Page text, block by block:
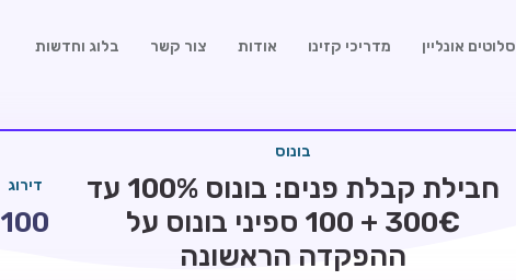
סלוטים אונליין מדריכי קזינו אודות צור קשר בלוג וחדשות
בונוס
חבילת קבלת פנים: בונוס 100% עד
300€ + 100 ספיני בונוס על
ההפקדה הראשונה
דירוג
100